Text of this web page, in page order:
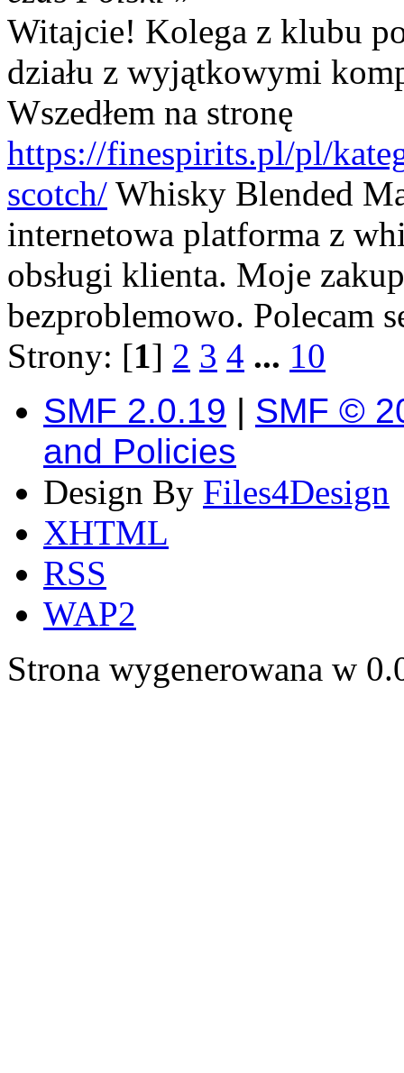
Witajcie! Kolega z klubu
działu z wyjątkowymi
Wszedłem na stronę
https://finespirits.pl/pl/
scotch/ Whisky Blended
internetowa platforma z
obsługi klienta. Moje
bezproblemowo. Polecam
Strony: [1] 2 3 4 ... 10
SMF 2.0.19 | SMF ©
and Policies
Design By Files4Design
XHTML
RSS
WAP2
Strona wygenerowana w